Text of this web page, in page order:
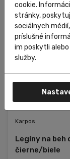
Skladom V
Karpos
Legíny na beh
čierne/biele
cookie.
stránky,
sociálnych
príslušné
im poskytli
služby.